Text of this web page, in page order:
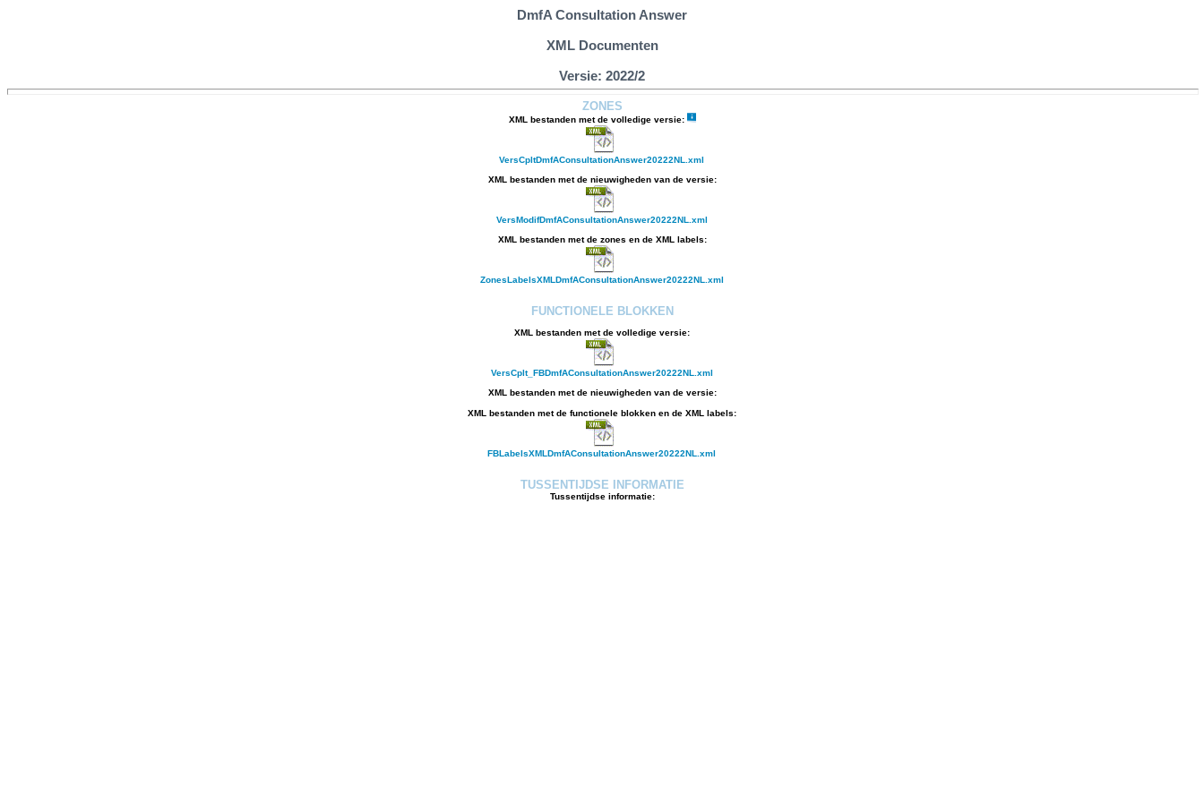
DmfA Consultation Answer
XML Documenten
Versie: 2022/2
ZONES
XML bestanden met de volledige versie:
VersCpltDmfAConsultationAnswer20222NL.xml
XML bestanden met de nieuwigheden van de versie:
VersModifDmfAConsultationAnswer20222NL.xml
XML bestanden met de zones en de XML labels:
ZonesLabelsXMLDmfAConsultationAnswer20222NL.xml
FUNCTIONELE BLOKKEN
XML bestanden met de volledige versie:
VersCplt_FBDmfAConsultationAnswer20222NL.xml
XML bestanden met de nieuwigheden van de versie:
XML bestanden met de functionele blokken en de XML labels:
FBLabelsXMLDmfAConsultationAnswer20222NL.xml
TUSSENTIJDSE INFORMATIE
Tussentijdse informatie: